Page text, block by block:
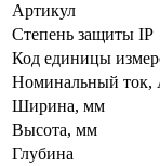
Артикул
Степень защиты IP
Код единицы
Номинальный ток,
Ширина, мм
Высота, мм
Глубина